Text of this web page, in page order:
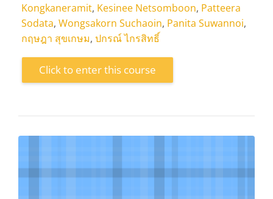
Kongkaneramit, Kesinee Netsomboon, Patteera
Sodata, Wongsakorn Suchaoin, Panita Suwannoi,
กฤษฎา สุขเกษม, ปกรณ์ ไกรสิทธิ์
Click to enter this course